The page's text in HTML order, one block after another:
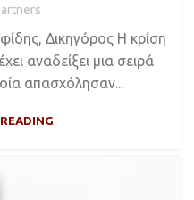
Δικηγόρος H κρίση
αναδείξει μια σειρά
απασχόλησαν...